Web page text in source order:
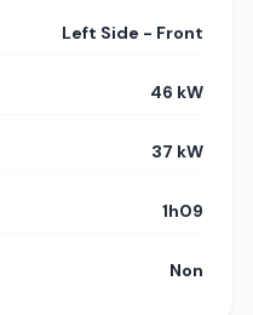
Left Side - Front
46 kW
37 kW
1h09
Non